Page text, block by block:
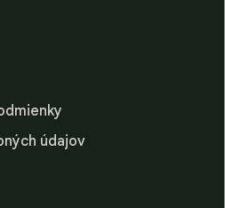
údajov